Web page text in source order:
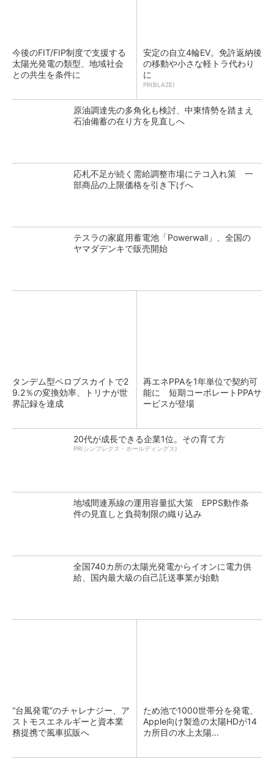
今後のFIT/FIP制度で支援する
太陽光発電の類型、地域社会
との共生を条件に
安定の自立4輪EV。免許返納後
の移動や小さな軽トラ代わり
に
PR(BLAZE)
原油調達先の多角化も検討、中東情勢を踏まえ
石油備蓄の在り方を見直しへ
応札不足が続く需給調整市場にテコ入れ策 一
部商品の上限価格を引き下げへ
テスラの家庭用蓄電池「Powerwall」、全国の
ヤマダデンキで販売開始
タンデム型ペロブスカイトで2
9.2％の変換効率、トリナが世
界記録を達成
再エネPPAを1年単位で契約可
能に 短期コーポレートPPAサ
ービスが登場
20代が成長できる企業1位。その育て方
PR(シンプレクス・ホールディングス)
地域間連系線の運用容量拡大策 EPPS動作条
件の見直しと負荷制限の織り込み
全国740カ所の太陽光発電からイオンに電力供
給、国内最大級の自己託送事業が始動
“台風発電”のチャレナジー、ア
ストモスエネルギーと資本業
務提携で風車拡販へ
ため池で1000世帯分を発電、
Apple向け製造の太陽HDが14
カ所目の水上太陽...